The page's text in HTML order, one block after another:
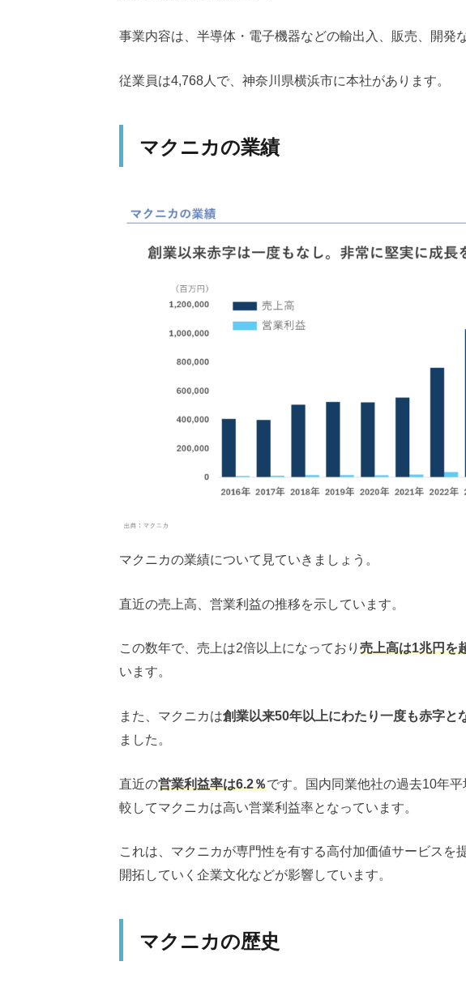
事業内容は、半導体・電子機器などの輸出入、販売、開発
従業員は4,768人で、神奈川県横浜市に本社があります。
マクニカの業績
マクニカの業績について見ていきましょう。
直近の売上高、営業利益の推移を示しています。
この数年で、売上は2倍以上になっており 売上高は1兆円を
います。
また、マクニカは創業以来50年以上にわたり一度も赤字と
ました。
直近の営業利益率は6.2％です。国内同業他社の過去10年
較してマクニカは高い営業利益率となっています。
これは、マクニカが専門性を有する高付加価値サービスを
開拓していく企業文化などが影響しています。
マクニカの歴史